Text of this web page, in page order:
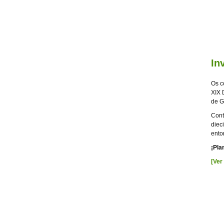
Os
XIX
de